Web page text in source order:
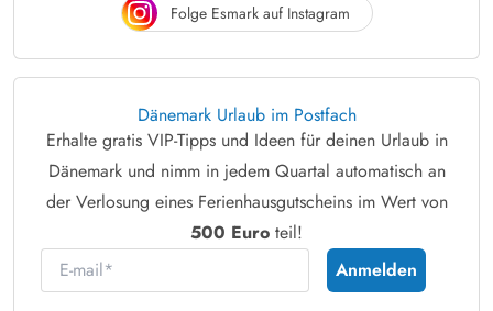
Folge Esmark auf Instagram
Dänemark Urlaub im Postfach
Erhalte gratis VIP-Tipps und Ideen für deinen Urlaub in
Dänemark und nimm in jedem Quartal automatisch an
der Verlosung eines Ferienhausgutscheins im Wert von
500 Euro teil!
E-mail
Anmelden